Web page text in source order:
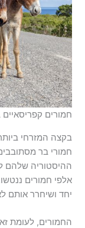
חמורים
בקצה המזרחי
חמורי בר
ההיסטוריה שלהם
אלפי חמורים
יחד ושיחרר אותם
החמורים, לעומת